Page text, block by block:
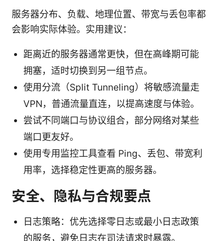
服务器分布、负载、地理位置、带宽与丢包率都
会影响实际体验。实用建议：
距离近的服务器通常更快，但在高峰期可能
拥塞，适时切换到另一组节点。
使用分流（Split Tunneling）将敏感流量走
VPN，普通流量直连，以提高速度与体验。
尝试不同端口与协议组合，部分网络对某些
端口更友好。
使用专用监控工具查看 Ping、丢包、带宽利
用率，选择稳定性更高的服务器。
安全、隐私与合规要点
日志策略：优先选择零日志或最小日志政策
的服务，避免日志在司法请求时暴露。